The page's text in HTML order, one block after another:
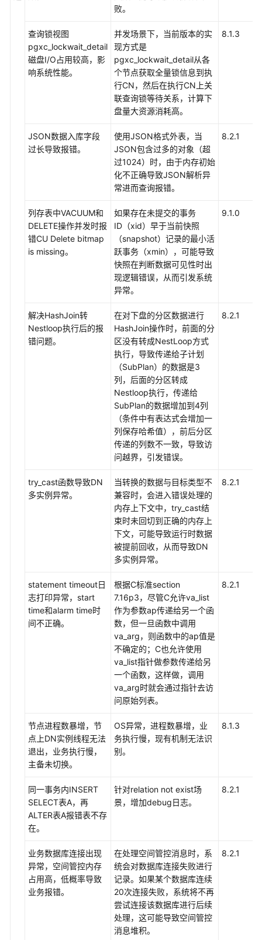
败。
查询锁视图
pgxc_lockwait_detail
磁盘I/O占用较高，影
响系统性能。
并发场景下，当前版本的实
现方式是
pgxc_lockwait_detail从各
个节点获取全量锁信息到执
行CN，然后在执行CN上关
联查询锁等待关系，计算下
盘量大资源消耗高。
8.1.3
JSON数据入库字段
过长导致报错。
使用JSON格式外表，当
JSON包含过多的对象（超
过1024）时，由于内存初始
化不正确导致JSON解析异
常进而查询报错。
8.2.1
列存表中VACUUM和
DELETE操作并发时报
错CU Delete bitmap
is missing。
如果存在未提交的事务
ID（xid）早于当前快照
（snapshot）记录的最小活
跃事务（xmin），可能导致
快照在判断数据可见性时出
现逻辑错误，从而引发系统
异常。
9.1.0
解决HashJoin转
Nestloop执行后的报
错问题。
在对下盘的分区数据进行
HashJoin操作时，前面的分
区没有转成NestLoop方式
执行，导致传递给子计划
（SubPlan）的数据是3
列，后面的分区转成
Nestloop执行，传递给
SubPlan的数据增加到4列
（条件中有表达式会增加一
列保存哈希值），前后分区
传递的列数不一致，导致访
问越界，引发错误。
8.2.1
try_cast函数导致DN
多实例异常。
当转换的数据与目标类型不
兼容时，会进入错误处理的
内存上下文中，try_cast结
束时未回切到正确的内存上
下文，可能导致运行时数据
被提前回收，从而导致DN
多实例异常。
8.2.1
statement timeout日
志打印异常，start
time和alarm time时
间不正确。
根据C标准section
7.16p3，尽管C允许va_list
作为参数ap传递给另一个函
数，但一旦函数中调用
va_arg，则函数中的ap值是
不确定的；C也允许使用
va_list指针做参数传递给另
一个函数，这样做，调用
va_arg时就会通过指针去访
问原始列表。
8.2.1
节点进程数暴增，节
点上DN实例线程无法
退出，业务执行慢，
主备未切换。
OS异常，进程数暴增，业
务执行慢，现有机制无法识
别。
8.1.3
同一事务内INSERT
SELECT表A，再
ALTER表A报错表不存
在。
针对relation not exist场
景，增加debug日志。
8.2.1
业务数据库连接出现
异常，空间管控内存
占用高，低概率导致
业务报错。
在处理空间管控消息时，系
统会对数据库连接失败进行
记录。如果某个数据库连续
20次连接失败，系统将不再
尝试连接该数据库进行后续
处理，这可能导致空间管控
消息堆积。
8.2.1